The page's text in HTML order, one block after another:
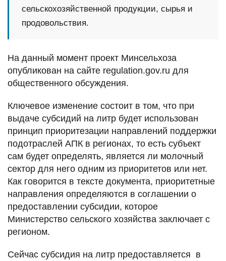
сельскохозяйственной продукции, сырья и
продовольствия.
На данный момент проект Минсельхоза
опубликован на сайте regulation.gov.ru для
общественного обсуждения.
Ключевое изменение состоит в том, что при
выдаче субсидий на литр будет использован
принцип приоритезации направлений поддержки
подотраслей АПК в регионах, то есть субъект
сам будет определять, является ли молочный
сектор для него одним из приоритетов или нет.
Как говорится в тексте документа, приоритетные
направления определяются в соглашении о
предоставлении субсидии, которое
Министерство сельского хозяйства заключает с
регионом.
Сейчас субсидия на литр предоставляется в